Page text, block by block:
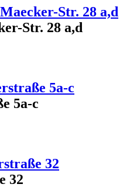
Str. 28 a,d
Str. 28 a,d
5a-c
5a-c
32
32